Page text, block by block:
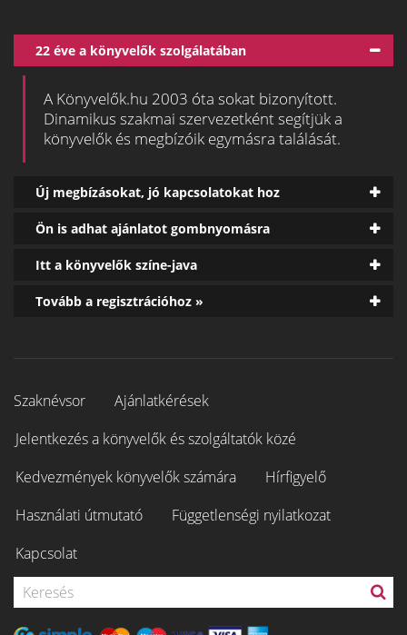
22 éve a könyvelők szolgálatában
A Könyvelők.hu 2003 óta sokat bizonyított.
Dinamikus szakmai szervezetként segítjük a
könyvelők és megbízóik egymásra találását.
Új megbízásokat, jó kapcsolatokat hoz
Ön is adhat ajánlatot gombnyomásra
Itt a könyvelők színe-java
Tovább a regisztrációhoz »
Szaknévsor
Ajánlatkérések
Jelentkezés a könyvelők és szolgáltatók közé
Kedvezmények könyvelők számára
Hírfigyelő
Használati útmutató
Függetlenségi nyilatkozat
Kapcsolat